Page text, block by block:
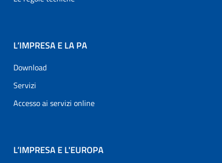
L’IMPRESA E LA PA
Download
Servizi
Accesso ai servizi online
L’IMPRESA E L'EUROPA